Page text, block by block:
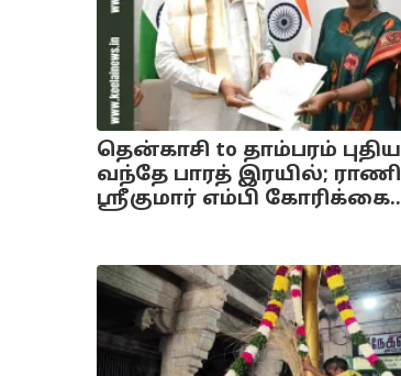
தென்காசி to தாம்பரம் புதிய
வந்தே பாரத் இரயில்; ராணி
ஸ்ரீகுமார் எம்பி கோரிக்கை..